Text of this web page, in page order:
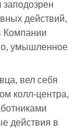
действий,
Компании
умышленное
вел себя
колл-центра,
действия в